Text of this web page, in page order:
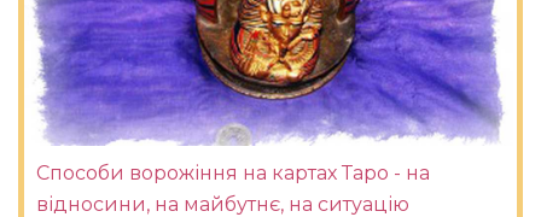
Способи ворожіння на картах Таро - на
відносини, на майбутнє, на ситуацію